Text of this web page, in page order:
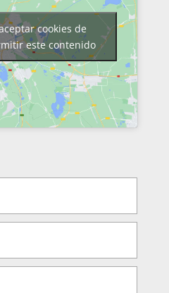
cookies de
este contenido